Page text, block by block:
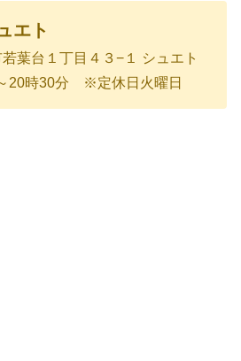
エト
葉台１丁目４３−１ シュエト
20時30分 ※定休日火曜日